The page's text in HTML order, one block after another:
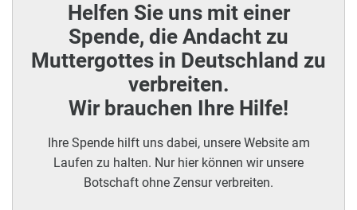
Helfen Sie uns mit einer
Spende, die Andacht zu
Muttergottes in Deutschland zu
verbreiten.
Wir brauchen Ihre Hilfe!
Ihre Spende hilft uns dabei, unsere Website am
Laufen zu halten. Nur hier können wir unsere
Botschaft ohne Zensur verbreiten.